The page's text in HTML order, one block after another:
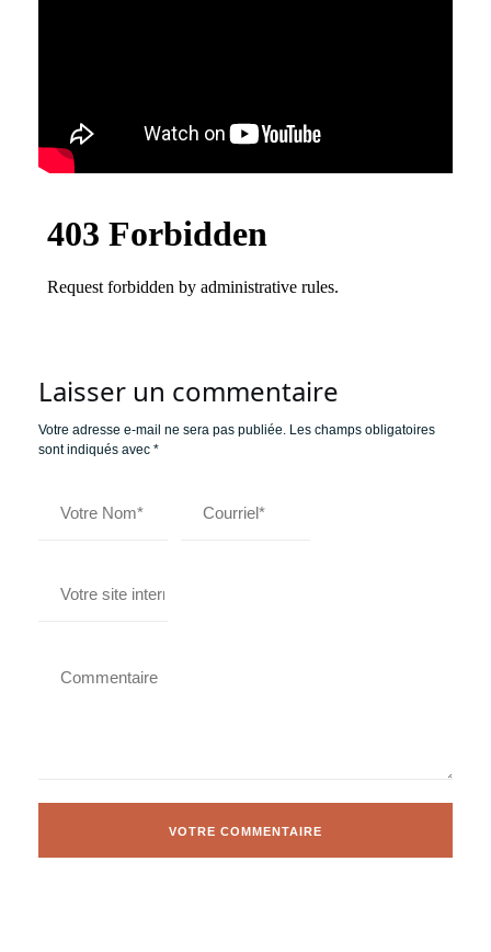
Laisser un commentaire
Votre adresse e-mail ne sera pas publiée. Les champs obligatoires
sont indiqués avec *